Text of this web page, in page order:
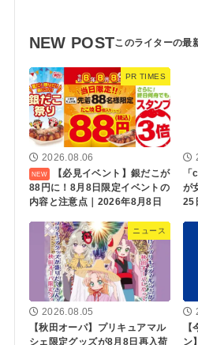
NEW POST
PR TIMES
2026.08.06
【必見イベント】銀だこが
88円に！8月8日限定イベントの
内容と注意点｜2026年8月8日
が
25
ニュース
2026.08.05
【秋田オーパ】プリキュアマル
シェ限定グッズが8月8日再入荷
ン